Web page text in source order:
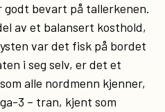
bevart på tallerkenen.
av et balansert kosthold,
var det fisk på bordet
i seg selv, er det et
alle nordmenn kjenner,
3 – tran, kjent som